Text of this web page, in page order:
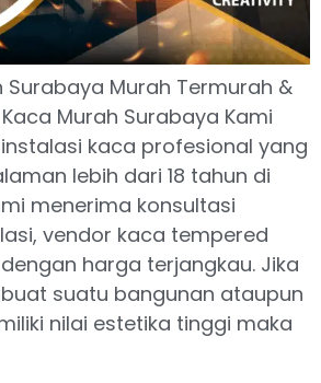
Surabaya Murah Termurah &
Murah Surabaya Kami
kaca profesional yang
lebih dari 18 tahun di
menerima konsultasi
vendor kaca tempered
harga terjangkau. Jika
suatu bangunan ataupun
nilai estetika tinggi maka